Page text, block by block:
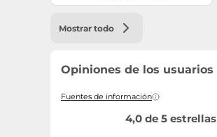
Mostrar todo
Opiniones de los usuarios
Fuentes de información
4,0 de 5 estrellas